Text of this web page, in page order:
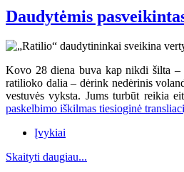
Daudytėmis
Kovo 28 diena buva kap nikdi šilta –
ratilioko dalia – dėrink nedėrinis
vestuvės vyksta. Jums turbūt reikia
paskelbimo iškilmas tiesioginė
Įvykiai
Skaityti daugiau...